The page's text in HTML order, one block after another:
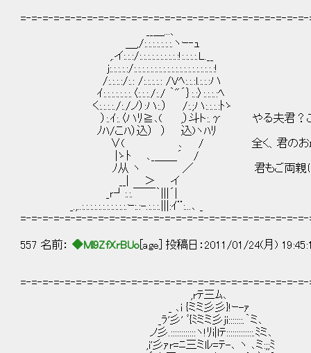
__＿...、
＿,/:.:.:.:.:.:.:.ヽｰ‐ｭ
,.イ:.:.:/:.:.:.:.:.:.:.:.:.:!:.:.:.:.L.__
j:.:.:.:.:/:.:.:.:.:.:.:.:.:.:.:.:.:.:.:.:.:.:.:.:!
/:.:.:.:/:.: /:.:.:.:.: /Vﾍ:.:.:l.:.:.:ハ
ｲ:.:.:.:.:.:.:.〈:.:.:./:./ ｀"´｝:.:〉:.:.:.:ﾍ
く:.:.:.:./:./ノ）:ハ:.） /:.;ハ:.:.:.:ﾄゝ
）:.ｲ:.〈ハﾘ≧､( ,）斗ト:.γ やる夫君？こんな
ﾉﾊ/こﾊ）込） ） 込)ヽﾊﾘ
∨( ､ / 全く、君のお母さんは同じくら
|ゝﾄ ､_＿＿´ /
ﾉ从 ヽ ／ 君もご両親に恥をかかせた
__| ＞ イ
_ｒ┘:.:.￣￣｀|||´|
_.,..:.:.:.:.:.:.:.:.:.:.:.ｰ:.:-.:.:.:.|||:ｲ¨:...､ _
557 名前： ◆Ml9ZfXrBUo [age] 投稿日：2011/01/24(月)
,rﾃ三ﾑ､
_ ､i {ミミ彡彡}!ｰ-ｧ
_ﾗ'彡' ﾞ{ﾐミミ彡ji:::::::.｀ミ､
ノ彡.::::::::::::ヽ!ﾘi|lﾃ:::::::::::::.ﾐミ､
,i'彡ｧr=ﾆ三ミlﾚ=ﾃ-､ ヽ ､ミ:;;ﾐ